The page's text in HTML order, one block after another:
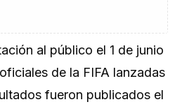
al público el 1 de junio
de la FIFA lanzadas
fueron publicados el